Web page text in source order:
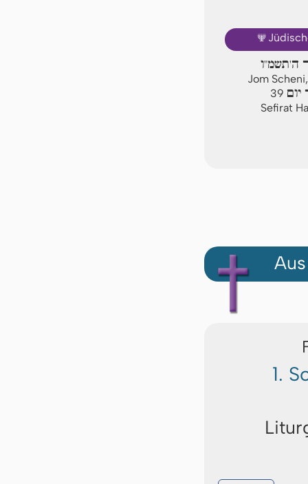
🕎
ה'תשמ"ו
Jom
39
Sefirat
1.